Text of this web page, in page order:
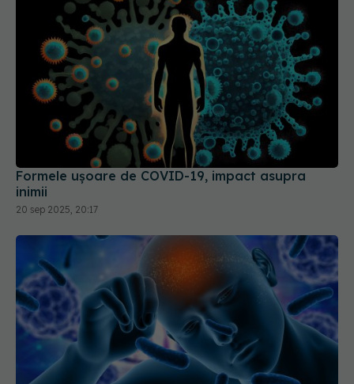
Formele ușoare de COVID-19, impact asupra
inimii
20 sep 2025, 20:17